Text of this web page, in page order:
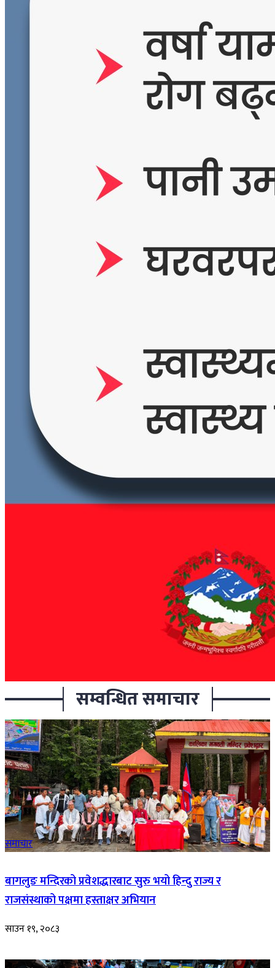
सम्वन्धित समाचार
समाचार
बागलुङ मन्दिरको प्रवेशद्धारबाट सुरु भयो हिन्दु राज्य र
राजसंस्थाको पक्षमा हस्ताक्षर अभियान
साउन १९, २०८३